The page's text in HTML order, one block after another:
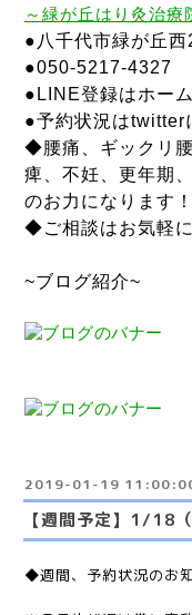
～ 緑が丘はり灸治療
●八千代市緑が丘
●050-5217-4327
●LINE登録はホー
●予約状況はtwitter
◆腰痛、ギックリ
痺、不妊、更年期
のお力になります！
◆ご相談はお気軽
~ブログ紹介~
2019-01-19
【週間予定】1/18
◆週間、予約状況のお